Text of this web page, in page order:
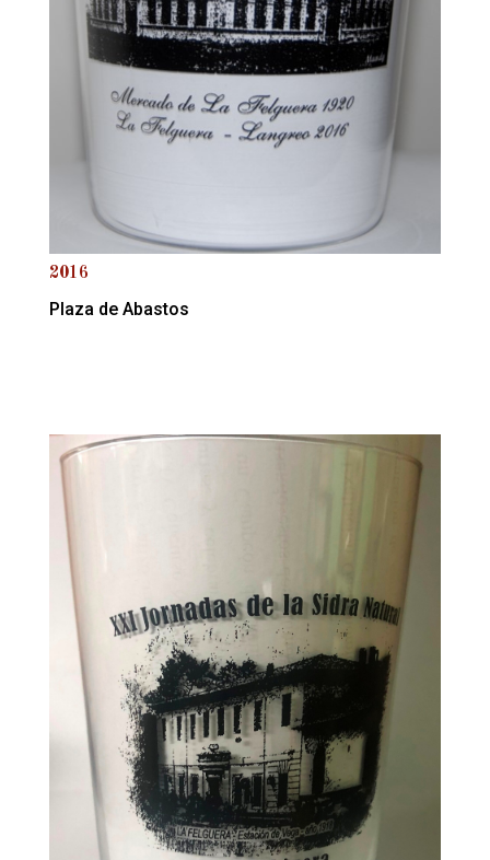
2016
Plaza de Abastos